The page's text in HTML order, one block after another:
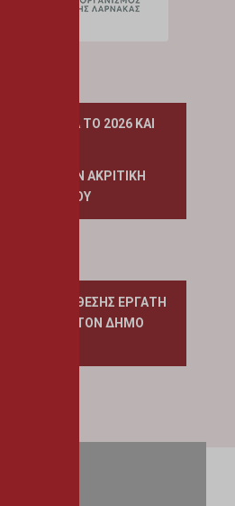
ΣΧΕΔΙΑ ΓΙΑ ΤΟ 2026 ΚΑΙ
ΤΗΝ ΑΚΡΙΤΙΚΗ
ΑΘΗΕΝΟΥ
(1) ΚΕΝΗΣ ΘΕΣΗΣ ΕΡΓΑΤΗ
ΣΤΟΝ ΔΗΜΟ